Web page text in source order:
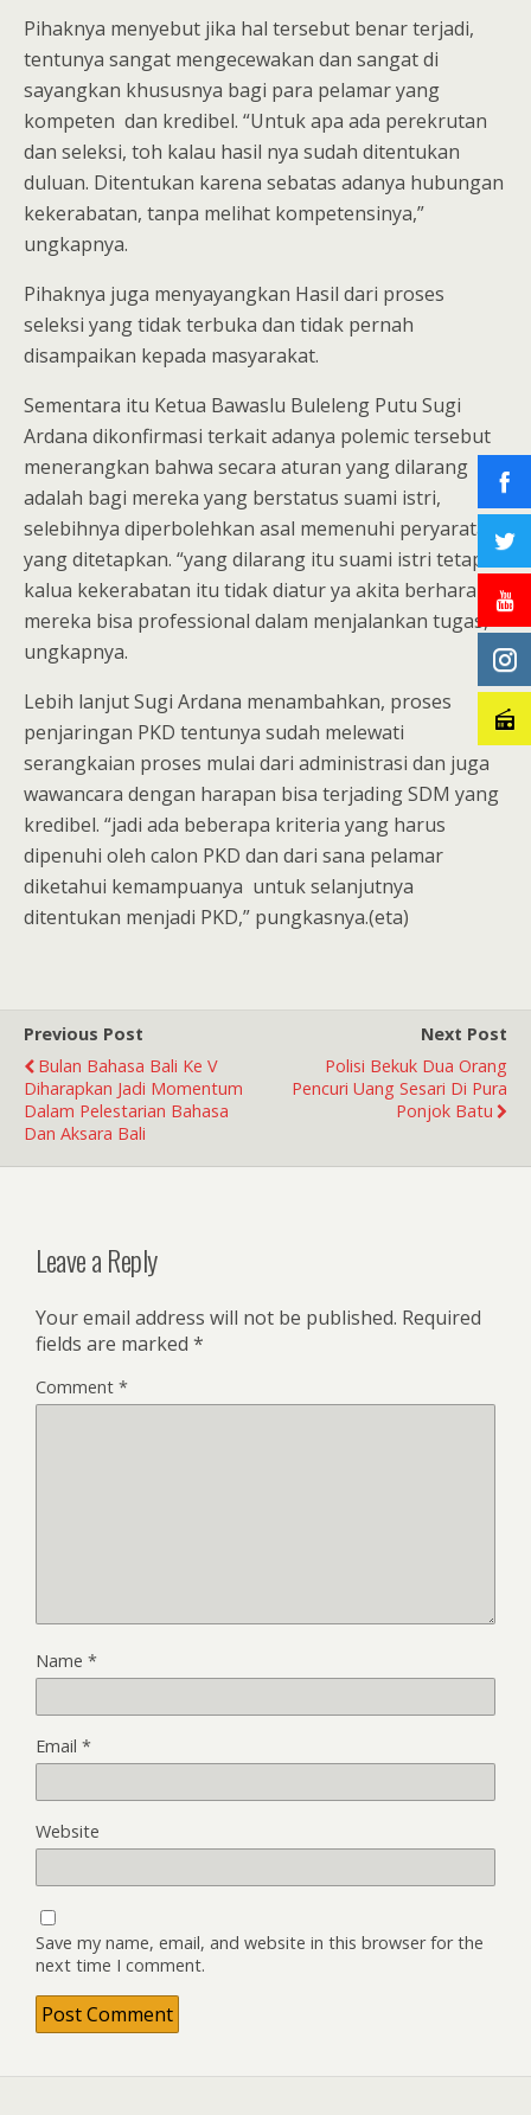
Pihaknya menyebut jika hal tersebut benar terjadi,
tentunya sangat mengecewakan dan sangat di
sayangkan khususnya bagi para pelamar yang
kompeten dan kredibel. “Untuk apa ada perekrutan
dan seleksi, toh kalau hasil nya sudah ditentukan
duluan. Ditentukan karena sebatas adanya hubungan
kekerabatan, tanpa melihat kompetensinya,”
ungkapnya.
Pihaknya juga menyayangkan Hasil dari proses
seleksi yang tidak terbuka dan tidak pernah
disampaikan kepada masyarakat.
Sementara itu Ketua Bawaslu Buleleng Putu Sugi
Ardana dikonfirmasi terkait adanya polemic tersebut
menerangkan bahwa secara aturan yang dilarang
adalah bagi mereka yang berstatus suami istri,
selebihnya diperbolehkan asal memenuhi peryaratan
yang ditetapkan. “yang dilarang itu suami istri tetapi
kalua kekerabatan itu tidak diatur ya akita berharap
mereka bisa professional dalam menjalankan tugas,”
ungkapnya.
Lebih lanjut Sugi Ardana menambahkan, proses
penjaringan PKD tentunya sudah melewati
serangkaian proses mulai dari administrasi dan juga
wawancara dengan harapan bisa terjading SDM yang
kredibel. “jadi ada beberapa kriteria yang harus
dipenuhi oleh calon PKD dan dari sana pelamar
diketahui kemampuanya untuk selanjutnya
ditentukan menjadi PKD,” pungkasnya.(eta)
Previous Post
Bulan Bahasa Bali Ke V
Diharapkan Jadi Momentum
Dalam Pelestarian Bahasa
Dan Aksara Bali
Next Post
Polisi Bekuk Dua Orang
Pencuri Uang Sesari Di Pura
Ponjok Batu
Leave a Reply
Your email address will not be published. Required
fields are marked *
Comment *
Name *
Email *
Website
Save my name, email, and website in this browser for the
next time I comment.